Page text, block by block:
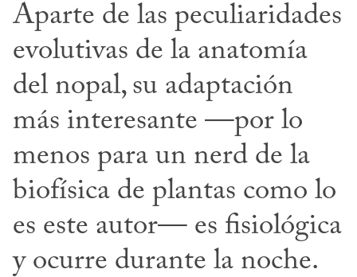
Aparte de las peculiaridades
evolutivas de la anatomía
del nopal, su adaptación
más interesante —por lo
menos para un nerd de la
biofísica de plantas como lo
es este autor— es fisiológica
y ocurre durante la noche.